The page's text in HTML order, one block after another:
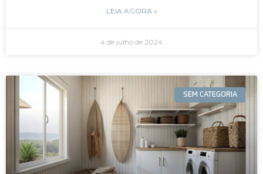
LEIA AGORA »
4 de julho de 2024
SEM CATEGORIA